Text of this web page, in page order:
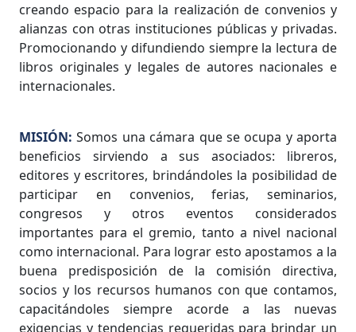
creando espacio para la realización de convenios y
alianzas con otras instituciones públicas y privadas.
Promocionando y difundiendo siempre la lectura de
libros originales y legales de autores nacionales e
internacionales.
MISIÓN: Somos una cámara que se ocupa y aporta
beneficios sirviendo a sus asociados: libreros,
editores y escritores, brindándoles la posibilidad de
participar en convenios, ferias, seminarios,
congresos y otros eventos considerados
importantes para el gremio, tanto a nivel nacional
como internacional. Para lograr esto apostamos a la
buena predisposición de la comisión directiva,
socios y los recursos humanos con que contamos,
capacitándoles siempre acorde a las nuevas
exigencias y tendencias requeridas para brindar un